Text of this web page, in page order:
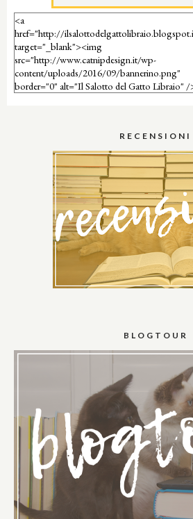
RECENSIONI
BLOGTOUR